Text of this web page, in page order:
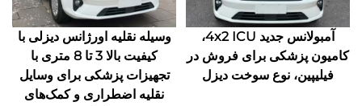
آمبولانس جدید 4x2 ICU،
کامیون پزشکی برای فروش در
فیلیپین، نوع سوخت دیزل
وسیله نقلیه اورژانس دیزلی با
کیفیت بالا 3 تا 8 متری با
تجهیزات پزشکی برای وسایل
نقلیه اضطراری و کمک‌های